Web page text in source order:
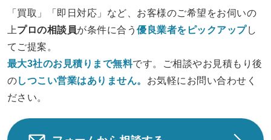
「買取」「即日対応」など、お客様のご希望をお伺いの
上プロの相談員が条件に合う優良業者をピックアップし
てご提案。
最大3社のお見積りまで無料です。ご相談やお見積もり後
のしつこい営業はありません。 お気軽にお問い合わせく
ださい。